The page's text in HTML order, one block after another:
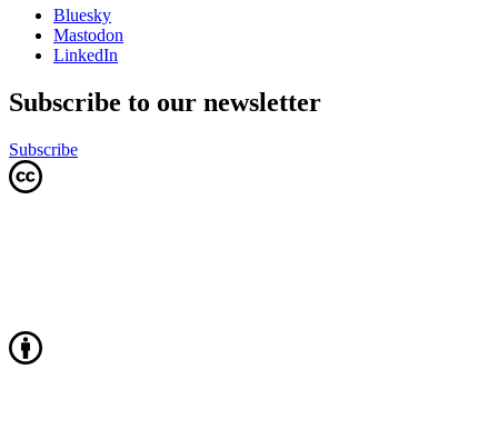
Bluesky
Mastodon
LinkedIn
Subscribe to our newsletter
Subscribe